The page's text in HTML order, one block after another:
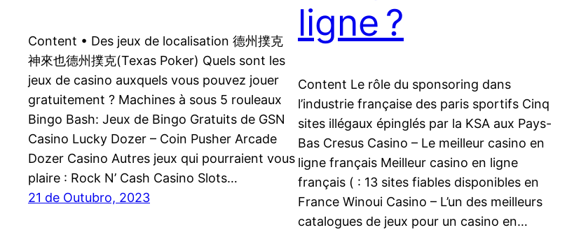
Content • Des jeux de localisation 德州撲克
神來也德州撲克(Texas Poker) Quels sont les
jeux de casino auxquels vous pouvez jouer
gratuitement ? Machines à sous 5 rouleaux
Bingo Bash: Jeux de Bingo Gratuits de GSN
Casino Lucky Dozer – Coin Pusher Arcade
Dozer Casino Autres jeux qui pourraient vous
plaire : Rock N’ Cash Casino Slots…
21 de Outubro, 2023
ligne ?
Content Le rôle du sponsoring dans
l’industrie française des paris sportifs Cinq
sites illégaux épinglés par la KSA aux Pays-
Bas Cresus Casino – Le meilleur casino en
ligne français Meilleur casino en ligne
français ( : 13 sites fiables disponibles en
France Winoui Casino – L’un des meilleurs
catalogues de jeux pour un casino en…